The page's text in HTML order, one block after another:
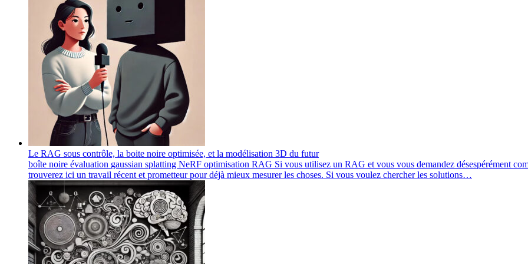
Le RAG sous contrôle, la boite noire optimisée, et la modélisation 3D du futur
boîte noire évaluation gaussian splatting NeRF optimisation RAG Si vous utilisez un RAG et vous vous demandez désespérément
trouverez ici un travail récent et prometteur pour déjà mieux mesurer les choses. Si vous voulez chercher les solutions…